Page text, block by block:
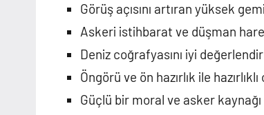
Görüş açısını artıran yüksek
Askeri istihbarat ve düşman
Deniz coğrafyasını iyi
Öngörü ve ön hazırlık ile
Güçlü bir moral ve asker